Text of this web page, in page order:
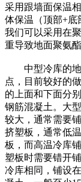
采用跟墙面保温
体保温（顶部+底
我们可以采用在
重导致地面聚氨
中型冷库的地
点，目前较好的
的上面和下面分
钢筋混凝土。大
较大，通常需要
挤塑板，通常低
板，而高温冷库
塑板时需要错开
冷库相同，铺设